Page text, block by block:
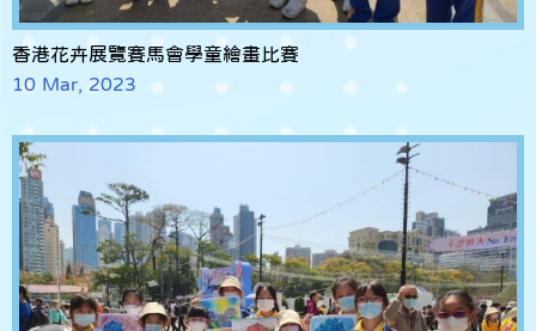
香港花卉展覽賽馬會學童繪畫比賽
10 Mar, 2023